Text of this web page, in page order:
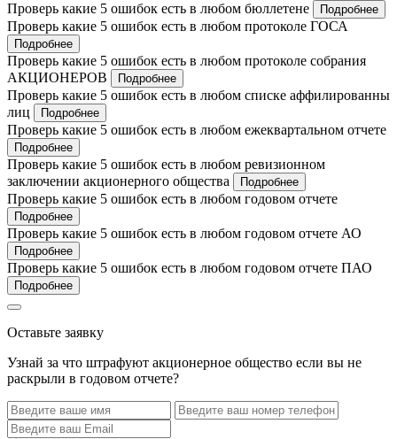
Проверь какие 5 ошибок есть в любом бюллетене Подробнее
Проверь какие 5 ошибок есть в любом протоколе ГОСА
Подробнее
Проверь какие 5 ошибок есть в любом протоколе собрания
АКЦИОНЕРОВ
Подробнее
Проверь какие 5 ошибок есть в любом списке аффилированны
лиц
Подробнее
Проверь какие 5 ошибок есть в любом ежеквартальном отчете
Подробнее
Проверь какие 5 ошибок есть в любом ревизионном
заключении акционерного общества
Подробнее
Проверь какие 5 ошибок есть в любом годовом отчете
Подробнее
Проверь какие 5 ошибок есть в любом годовом отчете АО
Подробнее
Проверь какие 5 ошибок есть в любом годовом отчете ПАО
Подробнее
Оставьте заявку
Узнай за что штрафуют акционерное общество если вы не
раскрыли в годовом отчете?